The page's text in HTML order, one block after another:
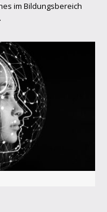
im Bildungsbereich